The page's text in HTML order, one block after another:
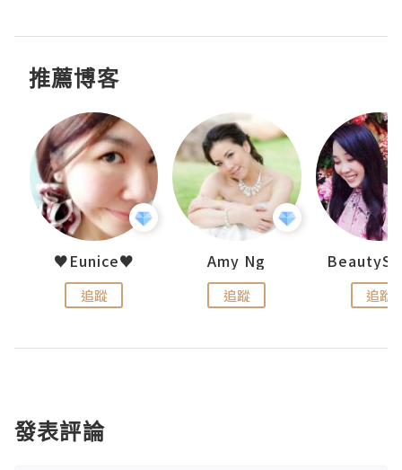
推薦博客
♥Eunice♥
追蹤
Amy Ng
追蹤 追蹤
發表評論